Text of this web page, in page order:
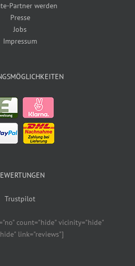
Partner werden
Presse
Jobs
Impressum
Trustpilot
count="hide" vicinity="hide"
link="reviews"]